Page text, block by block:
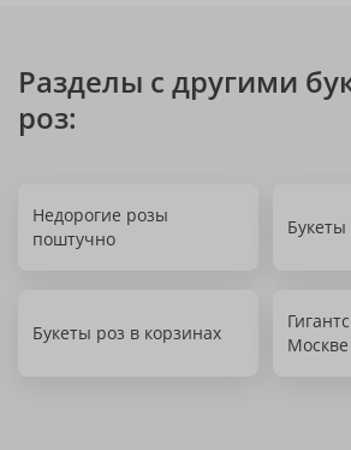
Разделы с другими
роз:
Недорогие розы
поштучно
Букеты роз в корзинах
Москве